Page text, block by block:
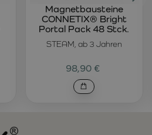
STEAM, ab 3 Jahren
Magnetbausteine
CONNETIX® Bright
Portal Pack 48 Stck.
98,90 €